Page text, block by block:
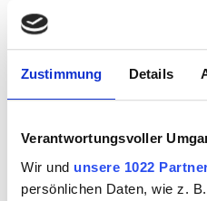
Zustimmung Details
Verantwortungsvoller
Wir und unsere 1022
persönlichen Daten, wie z.
Ruscheinsky, Ferdinand
der Trauerzug durch den
vielen Stationen seines
bekamen die Teilnehmer des
ohrenbetäubend und
auch die musikalische
zwei Topgitarristen sehr